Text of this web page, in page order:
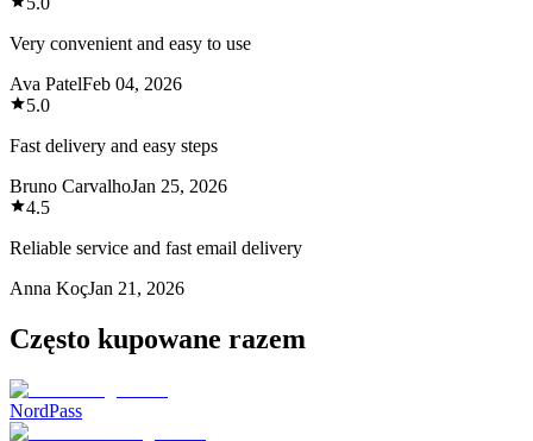
Very convenient and easy to use
Ava PatelFeb 04, 2026
5.0
Fast delivery and easy steps
Bruno CarvalhoJan 25, 2026
4.5
Reliable service and fast email delivery
Anna KoçJan 21, 2026
Często kupowane razem
NordPass